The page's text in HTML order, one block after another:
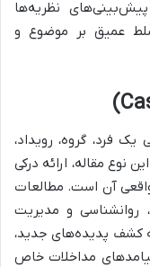
نظریه‌ها
عمیق بر موضوع و
فرد، گروه، رویداد،
نوع مقاله، ارائه درکی
آن است. مطالعات
روانشناسی و مدیریت
به کشف پدیده‌های جدید،
پیامدهای مداخلات خاص